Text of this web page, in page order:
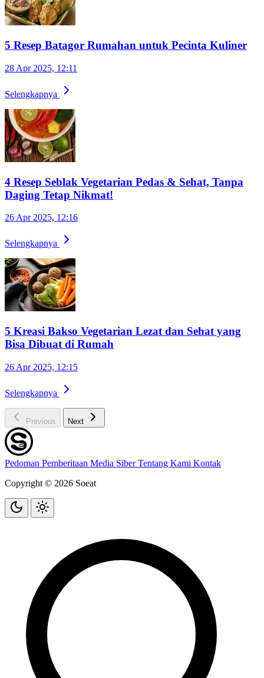
5 Resep Batagor Rumahan untuk Pecinta Kuliner
28 Apr 2025, 12:11
Selengkapnya
4 Resep Seblak Vegetarian Pedas & Sehat, Tanpa
Daging Tetap Nikmat!
26 Apr 2025, 12:16
Selengkapnya
5 Kreasi Bakso Vegetarian Lezat dan Sehat yang
Bisa Dibuat di Rumah
26 Apr 2025, 12:15
Selengkapnya
Previous Next
Pedoman Pemberitaan Media SiberTentang Kami Kontak
Copyright © 2026 Soeat